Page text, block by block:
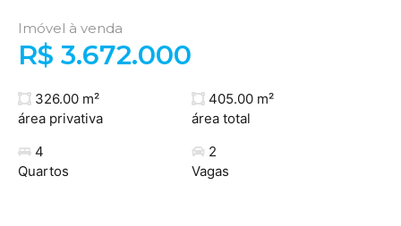
Imóvel à venda
R$ 3.672.000
326.00 m²
área privativa
405.00 m²
área total
4
Quartos
2
Vagas